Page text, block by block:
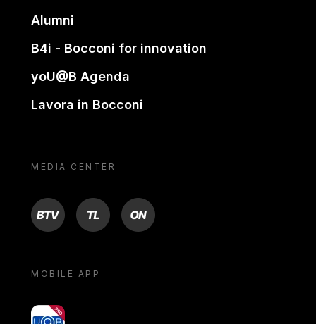
Alumni
B4i - Bocconi for innovation
yoU@B Agenda
Lavora in Bocconi
MEDIA CENTER
BTV TL ON
MOBILE APP
yoU@B